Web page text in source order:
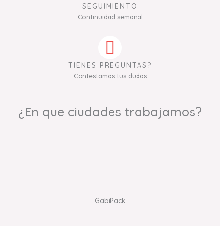
SEGUIMIENTO
Continuidad semanal
TIENES PREGUNTAS?
Contestamos tus dudas
¿En que ciudades trabajamos?
GabiPack